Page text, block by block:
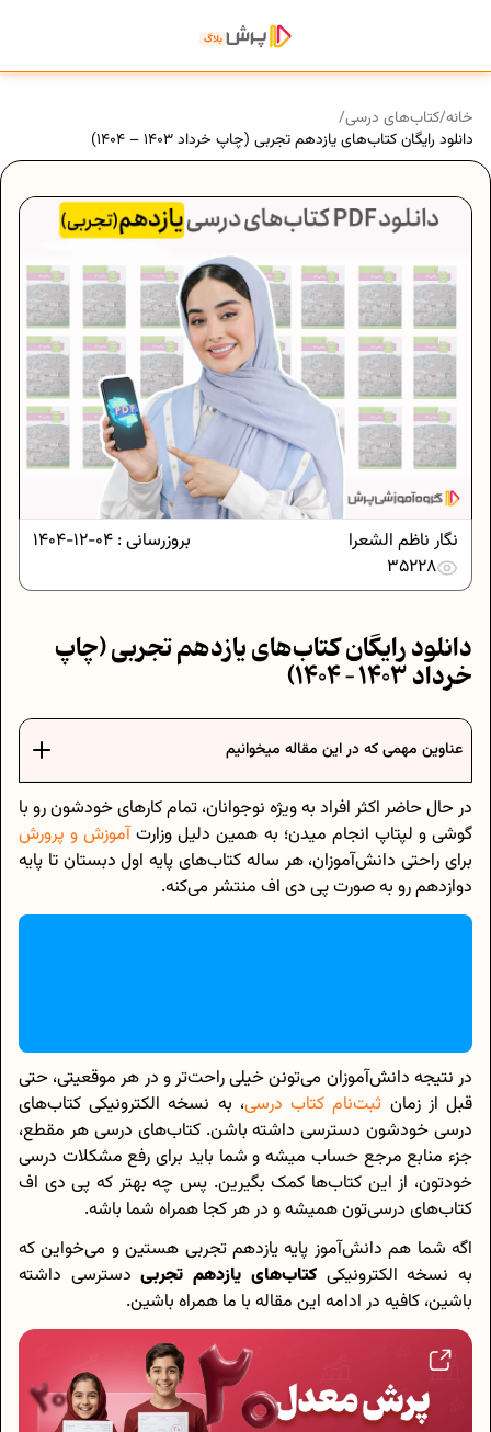
خانه/کتاب‌های درسی/
دانلود رایگان کتا‌ب‌های یازدهم تجربی (چاپ خرداد 1403 – 1404)
بروزرسانی : 04-12-1404
نگار ناظم الشعرا
35228
دانلود رایگان کتا‌ب‌های یازدهم تجربی (چاپ
خرداد 1403 – 1404)
عناوین مهمی که در این مقاله میخوانیم
در حال حاضر اکثر افراد به ویژه نوجوانان، تمام کار‌های خودشون رو با
گوشی و لپتاپ انجام میدن؛ به همین دلیل وزارتآموزش و پرورش
برای راحتی دانش‌آموزان، هر ساله کتاب‌های پایه اول دبستان تا پایه
دوازدهم رو به صورت پی دی اف منتشر می‌کنه.
در نتیجه دانش‌آموزان می‌تونن خیلی راحت‌تر و در هر موقعیتی، حتی
قبل از زمان ثبت‌نام کتاب درسی، به نسخه الکترونیکی کتاب‌های
درسی خودشون دسترسی داشته باشن. کتاب‌های درسی هر مقطع،
جزء منابع مرجع حساب میشه و شما باید برای رفع مشکلات درسی
خودتون، از این کتاب‌ها کمک بگیرین. پس چه بهتر که پی دی اف
کتاب‌های درسی‌تون همیشه و در هر کجا همراه شما باشه.
اگه شما هم دانش‌آموز پایه یازدهم تجربی هستین و می‌خواین که
به نسخه الکترونیکیکتاب‌های یازدهم تجربیدسترسی داشته
باشین، کافیه در ادامه این مقاله با ما همراه باشین.